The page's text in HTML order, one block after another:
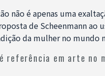
não é apenas uma
de Scheenmann ao
da mulher no mundo
referência em arte no